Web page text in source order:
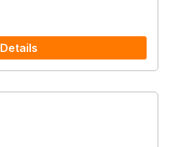
Details